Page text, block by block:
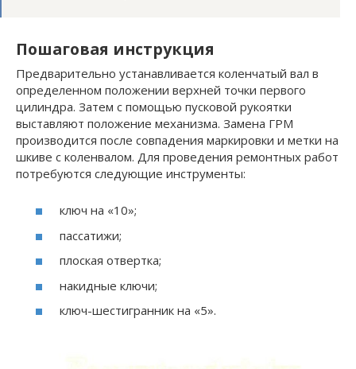
Пошаговая инструкция
Предварительно устанавливается коленчатый вал в
определенном положении верхней точки первого
цилиндра. Затем с помощью пусковой рукоятки
выставляют положение механизма. Замена ГРМ
производится после совпадения маркировки и метки на
шкиве с коленвалом. Для проведения ремонтных работ
потребуются следующие инструменты:
ключ на «10»;
пассатижи;
плоская отвертка;
накидные ключи;
ключ-шестигранник на «5».